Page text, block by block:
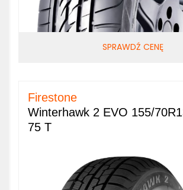
SPRAWDŹ CENĘ
Firestone
Winterhawk 2 EVO 155/
75 T